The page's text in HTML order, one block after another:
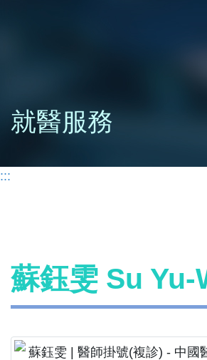
就醫服務
:::
蘇鈺雯 Su Yu-